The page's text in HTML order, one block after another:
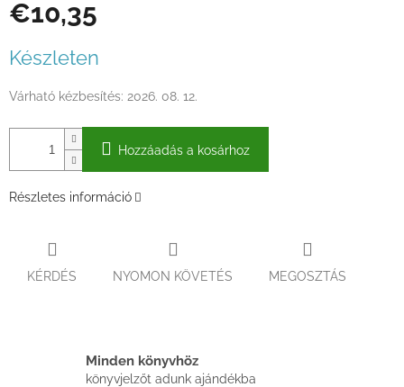
€10,35
Készleten
Várható kézbesítés: 2026. 08. 12.
Hozzáadás a kosárhoz
Részletes információ
KÉRDÉS NYOMON KÖVETÉS MEGOSZTÁS
Minden könyvhöz
könyvjelzőt adunk ajándékba